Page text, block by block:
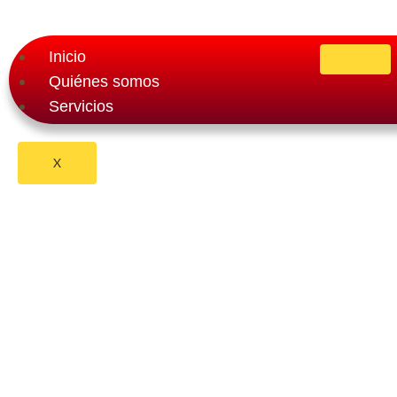
Inicio
Quiénes somos
Servicios
X
Blog